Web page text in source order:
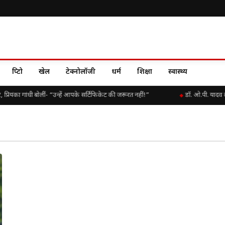
क्रिप्टो खेल टेक्नोलॉजी धर्म शिक्षा स्वास्थ्य
गांधी बोलीं- “उन्हें आपके सर्टिफिकेट की जरूरत नहीं!” डॉ. ओ.पी. यादव